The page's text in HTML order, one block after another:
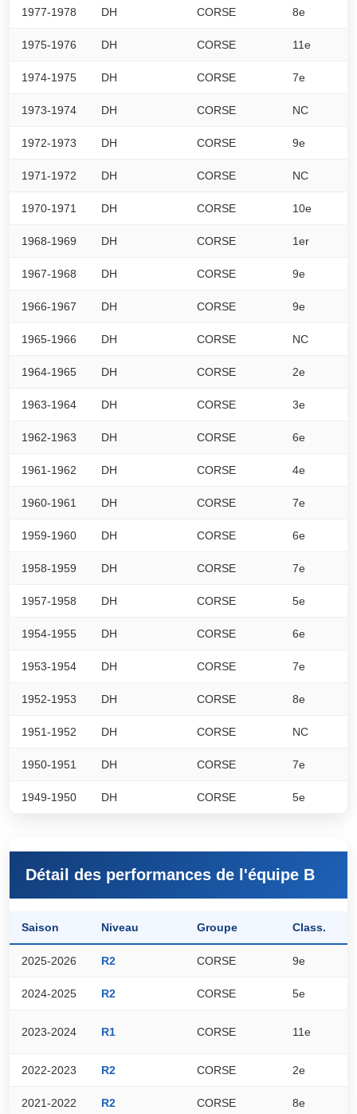
1977-1978 DH CORSE 8e
1975-1976 DH CORSE 11e
1974-1975 DH CORSE 7e
1973-1974 DH CORSE NC
1972-1973 DH CORSE 9e
1971-1972 DH CORSE NC
1970-1971 DH CORSE 10e
1968-1969 DH CORSE 1er
1967-1968 DH CORSE 9e
1966-1967 DH CORSE 9e
1965-1966 DH CORSE NC
1964-1965 DH CORSE 2e
1963-1964 DH CORSE 3e
1962-1963 DH CORSE 6e
1961-1962 DH CORSE 4e
1960-1961 DH CORSE 7e
1959-1960 DH CORSE 6e
1958-1959 DH CORSE 7e
1957-1958 DH CORSE 5e
1954-1955 DH CORSE 6e
1953-1954 DH CORSE 7e
1952-1953 DH CORSE 8e
1951-1952 DH CORSE NC
1950-1951 DH CORSE 7e
1949-1950 DH CORSE 5e
Détail des performances de l'équipe B
Saison Niveau Groupe Class.
2025-2026 R2 CORSE 9e
2024-2025 R2 CORSE 5e
2023-2024 R1 CORSE 11e
2022-2023 R2 CORSE 2e
2021-2022 R2 CORSE 8e